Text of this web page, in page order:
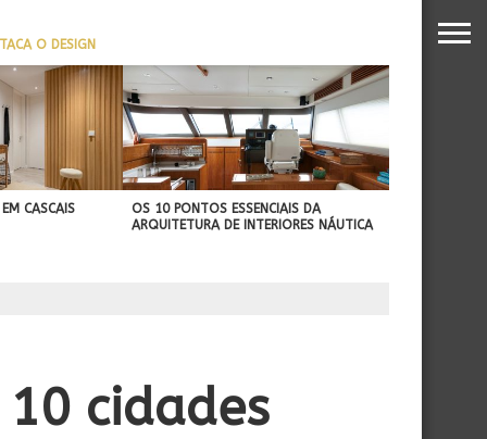
O DESIGN
SUA PROJEÇÃO
CASCAIS
OS 10 PONTOS ESSENCIAIS DA
ARQUITETURA DE INTERIORES NÁUTICA
cidades